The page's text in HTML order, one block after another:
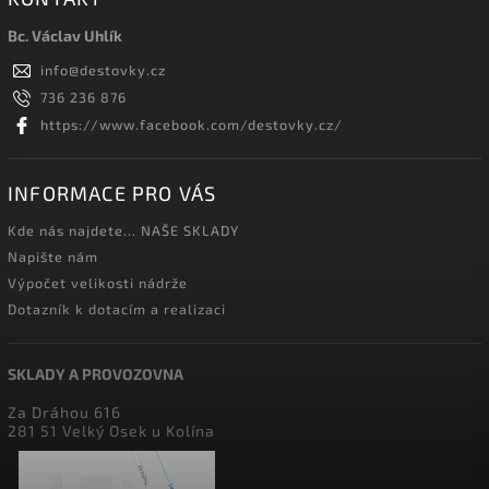
Bc. Václav Uhlík
info@destovky.cz
736 236 876
https://www.facebook.com/destovky.cz/
INFORMACE PRO VÁS
Kde nás najdete... NAŠE SKLADY
Napište nám
Výpočet velikosti nádrže
Dotazník k dotacím a realizaci
SKLADY A PROVOZOVNA
Za Dráhou 616
281 51 Velký Osek u Kolína